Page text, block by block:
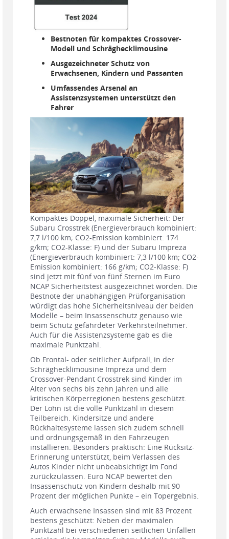
Bestnoten für kompaktes Crossover-
Modell und Schräghecklimousine
Ausgezeichneter Schutz von
Erwachsenen, Kindern und Passanten
Umfassendes Arsenal an
Assistenzsystemen unterstützt den
Fahrer
Kompaktes Doppel, maximale Sicherheit: Der
Subaru Crosstrek (Energieverbrauch kombiniert:
7,7 l/100 km; CO2-Emission kombiniert: 174
g/km; CO2-Klasse: F) und der Subaru Impreza
(Energieverbrauch kombiniert: 7,3 l/100 km; CO2-
Emission kombiniert: 166 g/km; CO2-Klasse: F)
sind jetzt mit fünf von fünf Sternen im Euro
NCAP Sicherheitstest ausgezeichnet worden. Die
Bestnote der unabhängigen Prüforganisation
würdigt das hohe Sicherheitsniveau der beiden
Modelle – beim Insassenschutz genauso wie
beim Schutz gefährdeter Verkehrsteilnehmer.
Auch für die Assistenzsysteme gab es die
maximale Punktzahl.
Ob Frontal- oder seitlicher Aufprall, in der
Schräghecklimousine Impreza und dem
Crossover-Pendant Crosstrek sind Kinder im
Alter von sechs bis zehn Jahren und alle
kritischen Körperregionen bestens geschützt.
Der Lohn ist die volle Punktzahl in diesem
Teilbereich. Kindersitze und andere
Rückhaltesysteme lassen sich zudem schnell
und ordnungsgemäß in den Fahrzeugen
installieren. Besonders praktisch: Eine Rücksitz-
Erinnerung unterstützt, beim Verlassen des
Autos Kinder nicht unbeabsichtigt im Fond
zurückzulassen. Euro NCAP bewertet den
Insassenschutz von Kindern deshalb mit 90
Prozent der möglichen Punkte – ein Topergebnis.
Auch erwachsene Insassen sind mit 83 Prozent
bestens geschützt: Neben der maximalen
Punktzahl bei verschiedenen seitlichen Unfällen